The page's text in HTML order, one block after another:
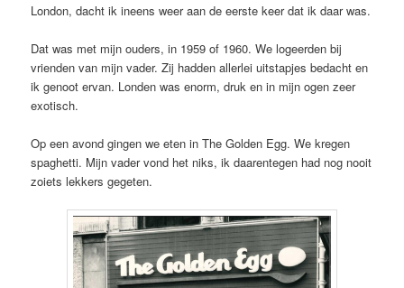
London, dacht ik ineens weer aan de eerste keer dat ik daar was.
Dat was met mijn ouders, in 1959 of 1960. We logeerden bij
vrienden van mijn vader. Zij hadden allerlei uitstapjes bedacht en
ik genoot ervan. Londen was enorm, druk en in mijn ogen zeer
exotisch.
Op een avond gingen we eten in The Golden Egg. We kregen
spaghetti. Mijn vader vond het niks, ik daarentegen had nog nooit
zoiets lekkers gegeten.